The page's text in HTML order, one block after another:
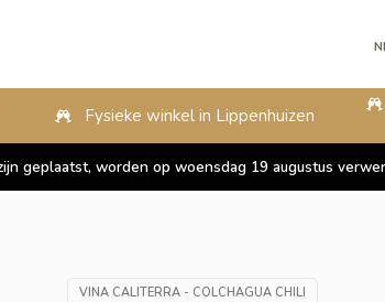
Fysieke winkel in Lippenhuizen
geplaatst, worden op woensdag 19 augustus
VINA CALITERRA - COLCHAGUA CHILI